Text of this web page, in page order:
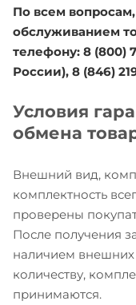
По всем
обслуживанием
телефону: 8 (800)
России), 8 (846)
Условия
обмена
Внешний вид,
комплектность
проверены
После получения
наличием внешних
количеству,
принимаются.